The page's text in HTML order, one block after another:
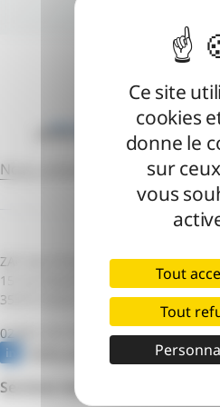
Nous contacter
ZAC des Champs Blancs – Bâtiment B
15 rue Claude Chappe
35510 Cesson-Sévigné
02 99 12 51 55
Services numériques
Ce site
cookies
donne le
sur
vous
Tout
Tout